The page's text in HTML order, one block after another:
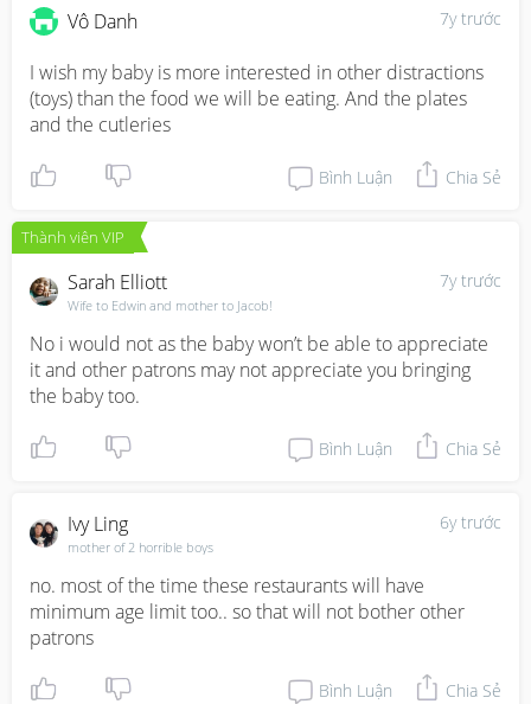
7y trước
Vô Danh
I wish my baby is more interested in other distractions
(toys) than the food we will be eating. And the plates
and the cutleries
Bình Luận Chia Sẻ
Thành viên VIP
7y trước
Sarah Elliott
Wife to Edwin and mother to Jacob!
No i would not as the baby won’t be able to appreciate
it and other patrons may not appreciate you bringing
the baby too.
Bình Luận Chia Sẻ
6y trước
Ivy Ling
mother of 2 horrible boys
no. most of the time these restaurants will have
minimum age limit too.. so that will not bother other
patrons
Bình Luận Chia Sẻ